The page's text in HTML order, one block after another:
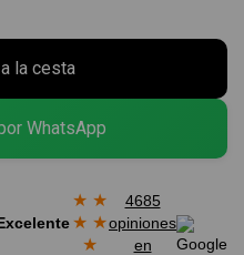
la cesta
WhatsApp
★ ★
★ ★
★
4685
opiniones
en